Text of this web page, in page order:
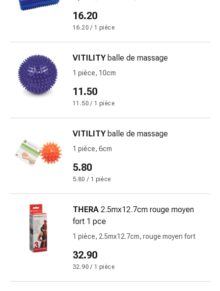
yeux
yeux
yeux
Cœur
Circulation
Thérapie
cardiaque
Troubles
circulatoires
Arrêt
tabac
veineux
16.20
16.20 / 1 pièce
VITILITY balle de massage
1 pièce, 10cm
11.50
11.50 / 1 pièce
VITILITY balle de massage
1 pièce, 6cm
5.80
5.80 / 1 pièce
THERA 2.5mx12.7cm rouge moyen
fort 1 pce
1 pièce, 2.5mx12.7cm, rouge moyen fort
32.90
32.90 / 1 pièce